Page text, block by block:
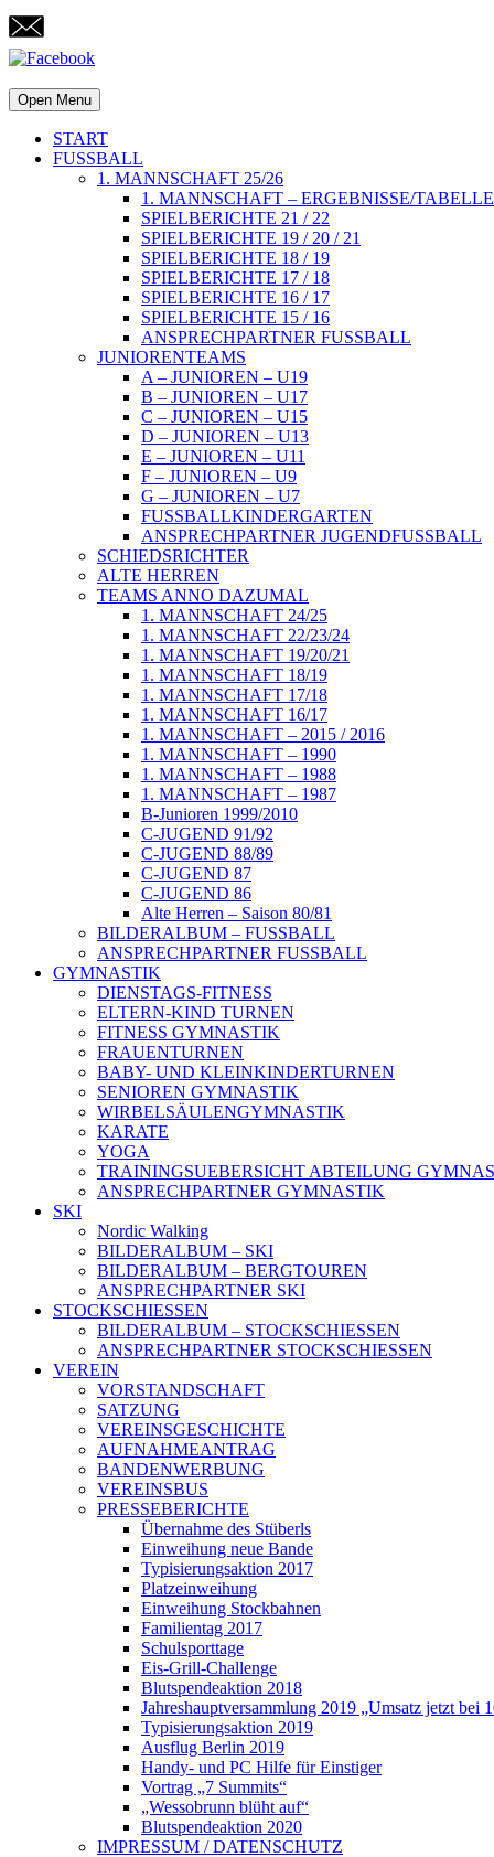
Open Menu
START
FUSSBALL
1. MANNSCHAFT 25/26
1. MANNSCHAFT – ERGEBNISSE/TABELLE
SPIELBERICHTE 21 / 22
SPIELBERICHTE 19 / 20 / 21
SPIELBERICHTE 18 / 19
SPIELBERICHTE 17 / 18
SPIELBERICHTE 16 / 17
SPIELBERICHTE 15 / 16
ANSPRECHPARTNER FUSSBALL
JUNIORENTEAMS
A – JUNIOREN – U19
B – JUNIOREN – U17
C – JUNIOREN – U15
D – JUNIOREN – U13
E – JUNIOREN – U11
F – JUNIOREN – U9
G – JUNIOREN – U7
FUSSBALLKINDERGARTEN
ANSPRECHPARTNER JUGENDFUSSBALL
SCHIEDSRICHTER
ALTE HERREN
TEAMS ANNO DAZUMAL
1. MANNSCHAFT 24/25
1. MANNSCHAFT 22/23/24
1. MANNSCHAFT 19/20/21
1. MANNSCHAFT 18/19
1. MANNSCHAFT 17/18
1. MANNSCHAFT 16/17
1. MANNSCHAFT – 2015 / 2016
1. MANNSCHAFT – 1990
1. MANNSCHAFT – 1988
1. MANNSCHAFT – 1987
B-Junioren 1999/2010
C-JUGEND 91/92
C-JUGEND 88/89
C-JUGEND 87
C-JUGEND 86
Alte Herren – Saison 80/81
BILDERALBUM – FUSSBALL
ANSPRECHPARTNER FUSSBALL
GYMNASTIK
DIENSTAGS-FITNESS
ELTERN-KIND TURNEN
FITNESS GYMNASTIK
FRAUENTURNEN
BABY- UND KLEINKINDERTURNEN
SENIOREN GYMNASTIK
WIRBELSÄULENGYMNASTIK
KARATE
YOGA
TRAININGSUEBERSICHT ABTEILUNG
ANSPRECHPARTNER GYMNASTIK
SKI
Nordic Walking
BILDERALBUM – SKI
BILDERALBUM – BERGTOUREN
ANSPRECHPARTNER SKI
STOCKSCHIESSEN
BILDERALBUM – STOCKSCHIESSEN
ANSPRECHPARTNER STOCKSCHIESSEN
VEREIN
VORSTANDSCHAFT
SATZUNG
VEREINSGESCHICHTE
AUFNAHMEANTRAG
BANDENWERBUNG
VEREINSBUS
PRESSEBERICHTE
Übernahme des Stüberls
Einweihung neue Bande
Typisierungsaktion 2017
Platzeinweihung
Einweihung Stockbahnen
Familientag 2017
Schulsporttage
Eis-Grill-Challenge
Blutspendeaktion 2018
Jahreshauptversammlung 2019 „Umsatz jetzt bei
Typisierungsaktion 2019
Ausflug Berlin 2019
Handy- und PC Hilfe für Einstiger
Vortrag „7 Summits“
„Wessobrunn blüht auf“
Blutspendeaktion 2020
IMPRESSUM / DATENSCHUTZ